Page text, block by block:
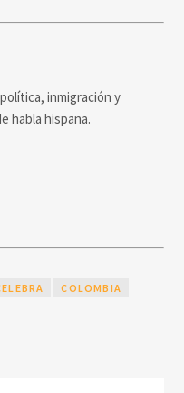
inmigración y
habla hispana.
COLOMBIA